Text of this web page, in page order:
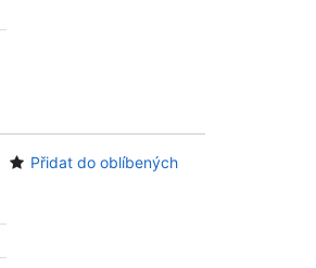
Přidat do oblíbených